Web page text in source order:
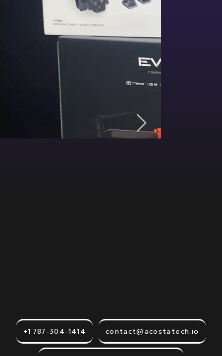
+1 787-304-1414 contact@acostatech.io